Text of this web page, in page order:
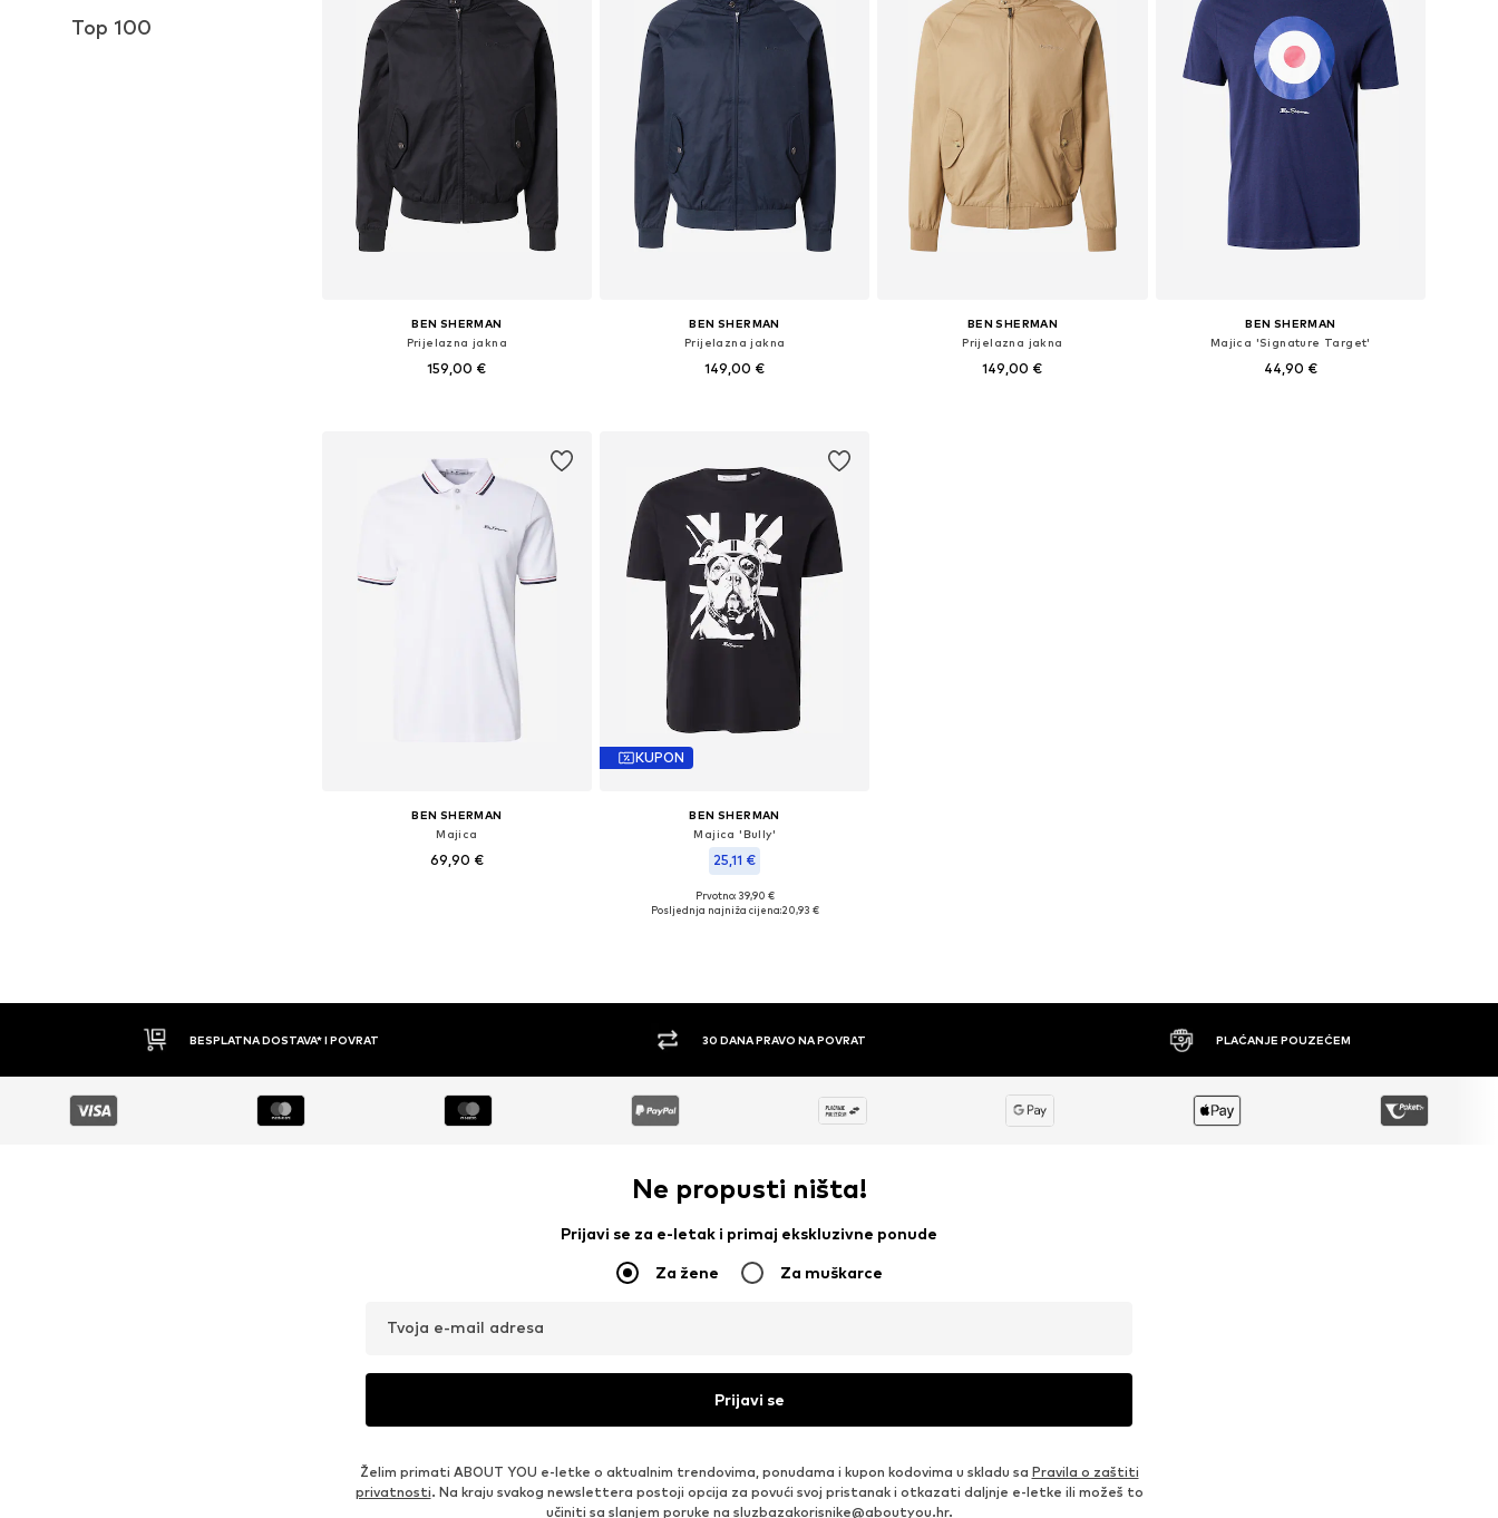
Top 100
BEN SHERMAN
Prijelazna jakna
159,00 €
BEN SHERMAN
Prijelazna jakna
149,00 €
BEN SHERMAN
Prijelazna jakna
149,00 €
BEN SHERMAN
Majica 'Signature Target'
44,90 €
BEN SHERMAN
Majica
69,90 €
KUPON
BEN SHERMAN
Majica 'Bully'
25,11 €
Dostupne veličine: M
Prvotno: 39,90 €
Posljednja najniža cijena:20,93 €
BESPLATNA DOSTAVA* I POVRAT 30 DANA PRAVO NA POVRAT PLAĆANJE POUZEĆEM
Ne propusti ništa!
Prijavi se za e-letak i primaj ekskluzivne ponude
Za žene Za muškarce
Tvoja e-mail adresa
Prijavi se
Želim primati ABOUT YOU e-letke o aktualnim trendovima, ponudama i kupon kodovima u skladu sa Pravila o zaštiti
privatnosti. Na kraju svakog newslettera postoji opcija za povući svoj pristanak i otkazati daljnje e-letke ili možeš to
učiniti sa slanjem poruke na sluzbazakorisnike@aboutyou.hr.